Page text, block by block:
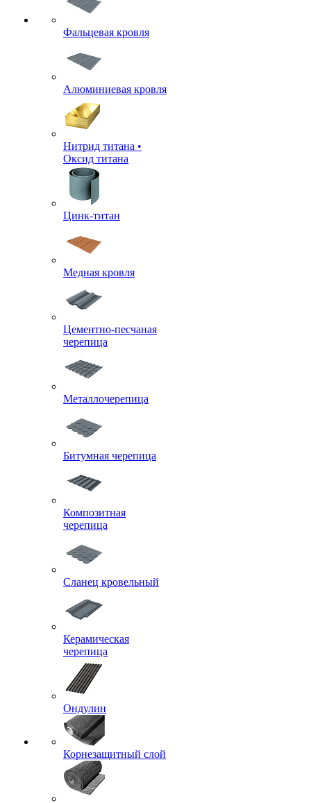
Фальцевая кровля
Алюминиевая кровля
Нитрид титана •
Оксид титана
Цинк-титан
Медная кровля
Цементно-песчаная
черепица
Металлочерепица
Битумная черепица
Композитная
черепица
Сланец кровельный
Керамическая
черепица
Ондулин
Корнезащитный слой